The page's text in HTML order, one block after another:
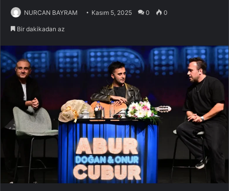
NURCAN BAYRAM Kasım 5, 2025 0 0
Bir dakikadan az